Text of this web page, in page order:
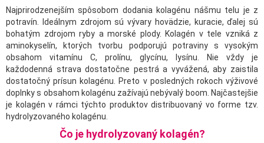
Najprirodzenejším spôsobom dodania kolagénu nášmu telu je z
potravín. Ideálnym zdrojom sú vývary hovädzie, kuracie, ďalej sú
bohatým zdrojom ryby a morské plody. Kolagén v tele vzniká z
aminokyselín, ktorých tvorbu podporujú potraviny s vysokým
obsahom vitamínu C, prolínu, glycínu, lysínu. Nie vždy je
každodenná strava dostatočne pestrá a vyvážená, aby zaistila
dostatočný prísun kolagénu. Preto v posledných rokoch výživové
doplnky s obsahom kolagénu zažívajú nebývalý boom. Najčastejšie
je kolagén v rámci týchto produktov distribuovaný vo forme tzv.
hydrolyzovaného kolagénu.
Čo je hydrolyzovaný kolagén?